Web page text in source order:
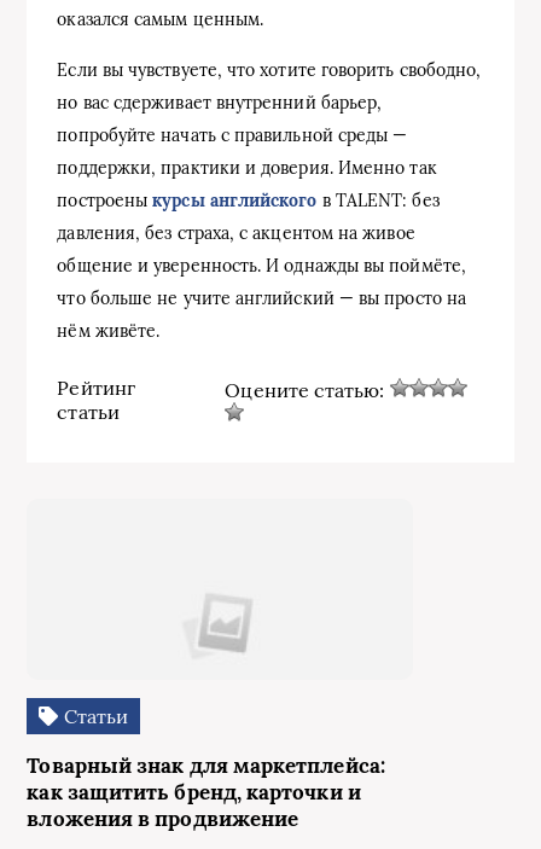
оказался самым ценным.
Если вы чувствуете, что хотите говорить свободно,
но вас сдерживает внутренний барьер,
попробуйте начать с правильной среды —
поддержки, практики и доверия. Именно так
построеныкурсы английского в TALENT: без
давления, без страха, с акцентом на живое
общение и уверенность. И однажды вы поймёте,
что больше не учите английский — вы просто на
нём живёте.
Рейтинг
статьи
Оцените статью:
Статьи
Товарный знак для маркетплейса:
как защитить бренд, карточки и
вложения в продвижение